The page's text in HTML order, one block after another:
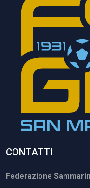
CONTATTI
Federazione